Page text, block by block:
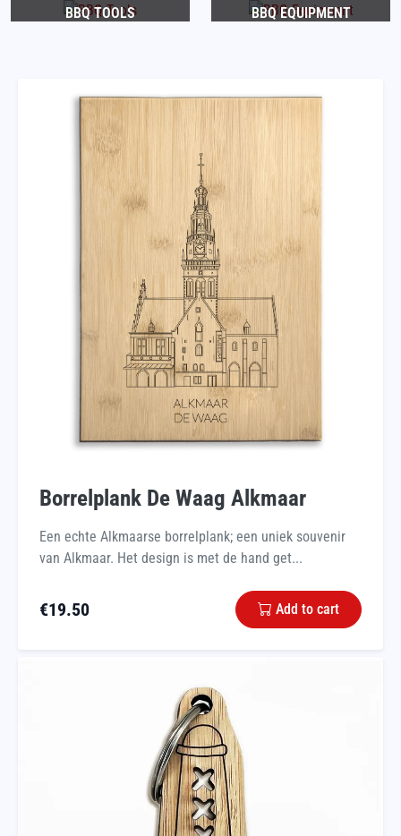
BBQ TOOLS BBQ EQUIPMENT
Borrelplank De Waag Alkmaar
Een echte Alkmaarse borrelplank; een uniek souvenir
van Alkmaar. Het design is met de hand get...
€19.50 Add to cart